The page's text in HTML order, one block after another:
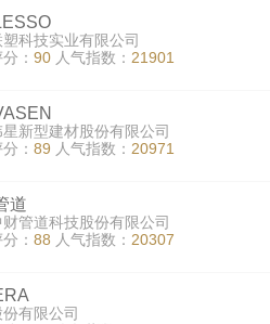
塑科技实业有限公司
： 90 人气指数： 21901
新型建材股份有限公司
： 89 人气指数： 20971
道
管道科技股份有限公司
： 88 人气指数： 20307
有限公司